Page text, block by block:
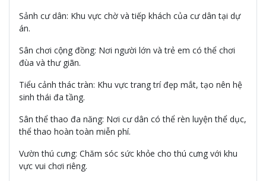
Sảnh cư dân: Khu vực chờ và tiếp khách của cư dân tại dự
án.
Sân chơi cộng đồng: Nơi người lớn và trẻ em có thể chơi
đùa và thư giãn.
Tiểu cảnh thác tràn: Khu vực trang trí đẹp mắt, tạo nên hệ
sinh thái đa tầng.
Sân thể thao đa năng: Nơi cư dân có thể rèn luyện thể dục,
thể thao hoàn toàn miễn phí.
Vườn thú cưng: Chăm sóc sức khỏe cho thú cưng với khu
vực vui chơi riêng.